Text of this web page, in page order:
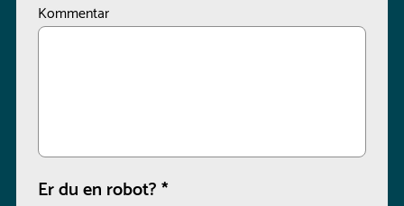
Kommentar
Er du en robot?*